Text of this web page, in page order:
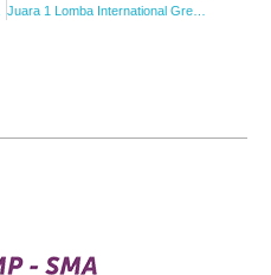
Juara 1 Lomba International Green Technology Competition